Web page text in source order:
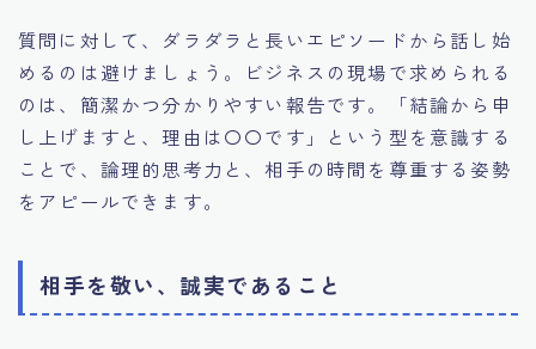
質問に対して、ダラダラと長いエピソードから話し始
めるのは避けましょう。ビジネスの現場で求められる
のは、簡潔かつ分かりやすい報告です。「結論から申
し上げますと、理由は〇〇です」という型を意識する
ことで、論理的思考力と、相手の時間を尊重する姿勢
をアピールできます。
相手を敬い、誠実であること